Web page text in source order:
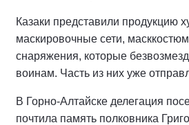
Казаки представили продукцию
маскировочные сети,
снаряжения, которые
воинам. Часть из них уже
В Горно-Алтайске делегация
почтила память полковника